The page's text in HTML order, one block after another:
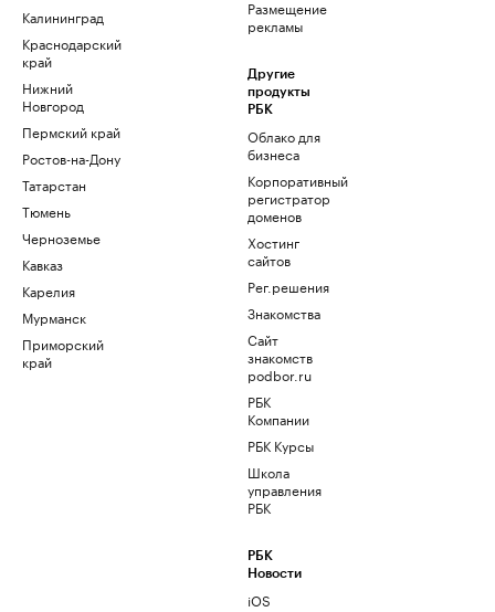
Калининград
Краснодарский
край
Нижний
Новгород
Пермский край
Ростов-на-Дону
Татарстан
Тюмень
Черноземье
Кавказ
Карелия
Мурманск
Приморский
край
Размещение
рекламы
Другие
продукты
РБК
Облако для
бизнеса
Корпоративный
регистратор
доменов
Хостинг
сайтов
Рег.решения
Знакомства
Сайт
знакомств
podbor.ru
РБК
Компании
РБК Курсы
Школа
управления
РБК
РБК
Новости
iOS